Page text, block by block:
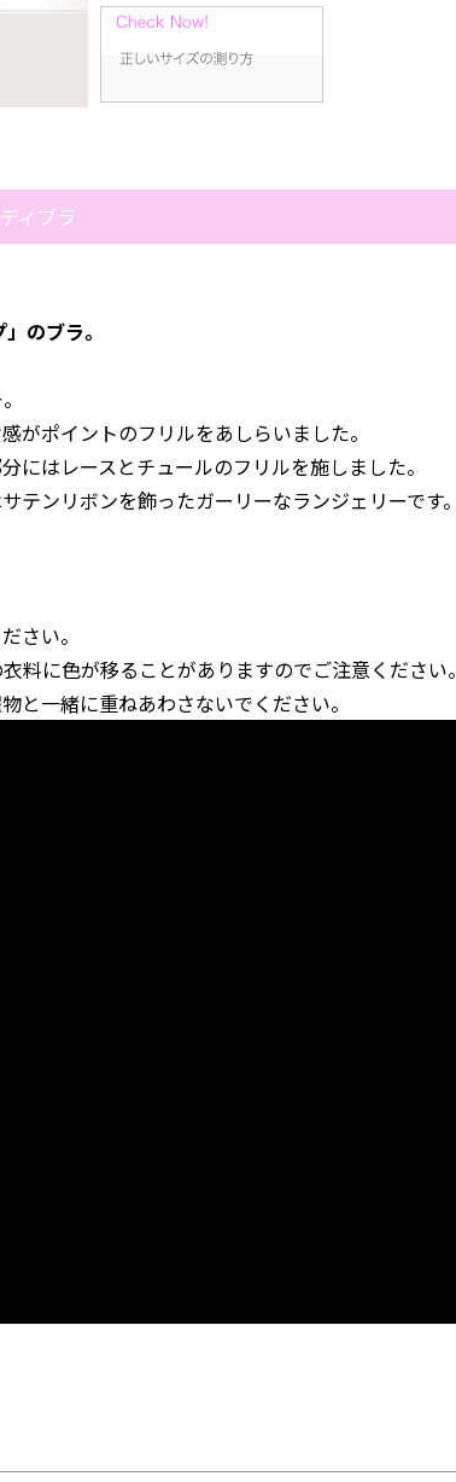
ィブラ
のブラ。
がポイントのフリルをあしらいました。
にはレースとチュールのフリルを施しました。
ンリボンを飾ったガーリーなランジェリーです。
さい。
料に色が移ることがありますのでご注意ください。
と一緒に重ねあわさないでください。